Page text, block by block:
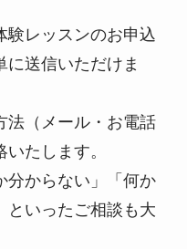
験レッスンのお申込
送信いただけま
法（メール・お電話
たします。
分からない」「何か
といったご相談も大